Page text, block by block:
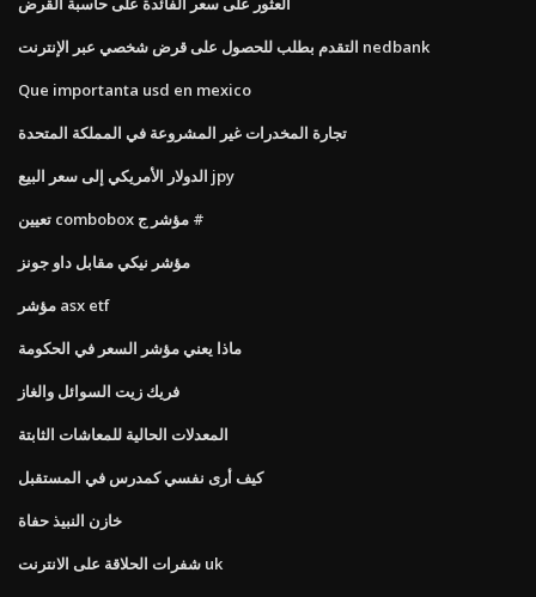
التقدم بطلب للحصول على قرض شخصي عبر الإنترنت nedbank
Que importanta usd en mexico
تجارة المخدرات غير المشروعة في المملكة المتحدة
الدولار الأمريكي إلى سعر البيع jpy
تعيين combobox مؤشر ج #
مؤشر نيكي مقابل داو جونز
مؤشر asx etf
ماذا يعني مؤشر السعر في الحكومة
فريك زيت السوائل والغاز
المعدلات الحالية للمعاشات الثابتة
كيف أرى نفسي كمدرس في المستقبل
خازن النبيذ حفاة
شفرات الحلاقة على الانترنت uk